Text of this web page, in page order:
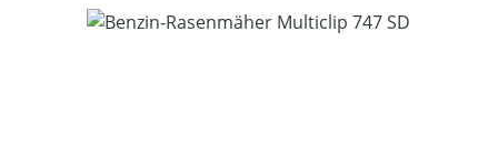
Bildergalerie überspringen